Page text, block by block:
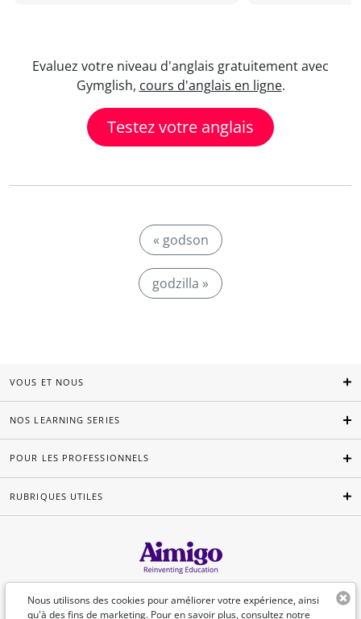
Evaluez votre niveau d'anglais gratuitement avec
Gymglish, cours d'anglais en ligne.
Testez votre anglais
« godson
godzilla »
Nous utilisons des cookies pour améliorer votre expérience, ainsi
qu'à des fins de marketing. Pour en savoir plus, consultez notre
VOUS ET NOUS
NOS LEARNING SERIES
POUR LES PROFESSIONNELS
RUBRIQUES UTILES
Français